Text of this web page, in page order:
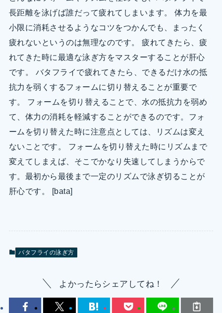
長距離を泳げば誰だって疲れてしまいます。 体力を最
小限に消耗させるようなコツをつかんでも、まったく
疲れないというのは無理なのです。 疲れてきたら、疲
れてきた時に最適な泳ぎ方をマスターすることが肝心
です。 バタフライで疲れてきたら、できるだけ水の抵
抗力を弱くするフォームに切り替えることが重要で
す。 フォームを切り替えることで、水の抵抗力を弱め
て、体力の消耗を軽減することができるのです。フォ
ームを切り替えた時に注意点としては、リズムは変え
ないことです。 フォームを切り替えた時にリズムまで
変えてしまえば、そこでかなり失速してしまうからで
す。最初から最後まで一定のリズムで泳ぎ切ることが
肝心です。 [bata]
バタフライの泳ぎ方
よかったらシェアしてね！